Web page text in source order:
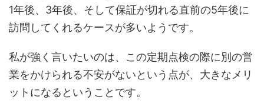
1年後、3年後、そして保証が切れる直前の5年後に
訪問してくれるケースが多いようです。
私が強く言いたいのは、この定期点検の際に別の営
業をかけられる不安がないという点が、大きなメリ
ットになるということです。